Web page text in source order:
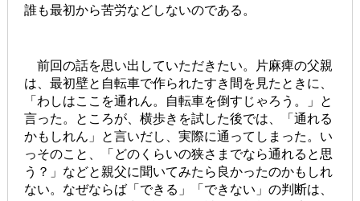
誰も最初から苦労などしないのである。
前回の話を思い出していただきたい。片麻痺の父親
は、最初壁と自転車で作られたすき間を見たときに、
「わしはここを通れん。自転車を倒すじゃろう。」と
言った。ところが、横歩きを試した後では、「通れる
かもしれん」と言いだし、実際に通ってしまった。い
っそのこと、「どのくらいの狭さまでなら通れると思
う？」などと親父に聞いてみたら良かったのかもしれ
ない。なぜならば「できる」「できない」の判断は、